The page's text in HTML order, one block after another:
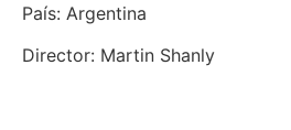
País: Argentina
Director: Martin Shanly